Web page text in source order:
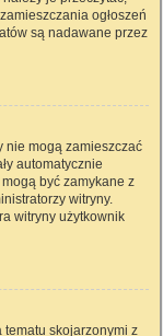
ogłoszeń
są nadawane przez
nie mogą zamieszczać
automatycznie
być zamykane z
witryny.
witryny użytkownik
tematu skojarzonymi z